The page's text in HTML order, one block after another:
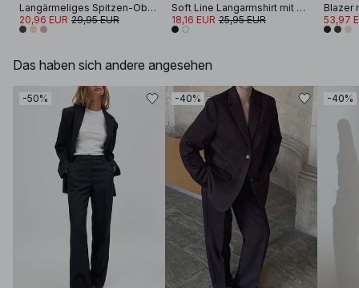
Langärmeliges Spitzen-Oberteil
20,96 EUR 29,95 EUR
Soft Line Langarmshirt mit Trichterhals
18,16 EUR 25,95 EUR
Blazer
53,97
Das haben sich andere angesehen
-50% -40% -40%